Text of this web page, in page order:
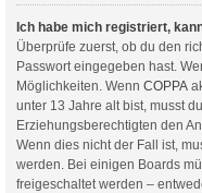
Ich habe mich registriert,
Überprüfe zuerst, ob du den
Passwort eingegeben hast.
Möglichkeiten. Wenn COPPA
unter 13 Jahre alt bist, musst
Erziehungsberechtigten den
Wenn dies nicht der Fall ist,
werden. Bei einigen Boards
freigeschaltet werden –